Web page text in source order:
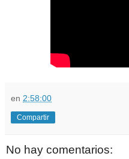
en 2:58:00
Compartir
No hay comentarios: